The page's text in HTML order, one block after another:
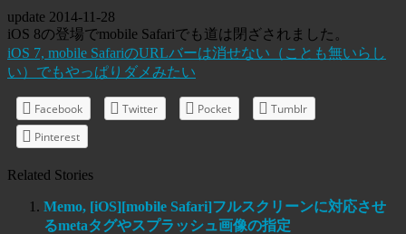
update 2014-11-28
iOS 8の登場でmobile Safariでも道は閉ざされました。
iOS 7, mobile SafariのURLバーは消せない（ことも無いらし
い）でもやっぱりダメみたい
Facebook Twitter Pocket
Tumblr
Pinterest
Related Stories
Memo, [iOS][mobile Safari]フルスクリーンに対応させ
るmetaタグやスプラッシュ画像の指定